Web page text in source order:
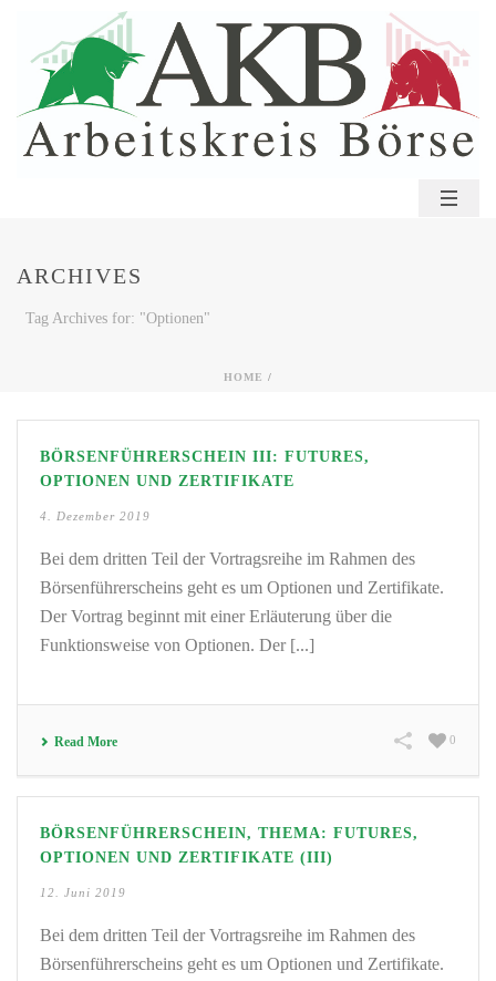
ARCHIVES
Tag Archives for: "Optionen"
HOME /
BÖRSENFÜHRERSCHEIN III: FUTURES,
OPTIONEN UND ZERTIFIKATE
4. Dezember 2019
Bei dem dritten Teil der Vortragsreihe im Rahmen des
Börsenführerscheins geht es um Optionen und Zertifikate.
Der Vortrag beginnt mit einer Erläuterung über die
Funktionsweise von Optionen. Der [...]
Read More 0
BÖRSENFÜHRERSCHEIN, THEMA: FUTURES,
OPTIONEN UND ZERTIFIKATE (III)
12. Juni 2019
Bei dem dritten Teil der Vortragsreihe im Rahmen des
Börsenführerscheins geht es um Optionen und Zertifikate.